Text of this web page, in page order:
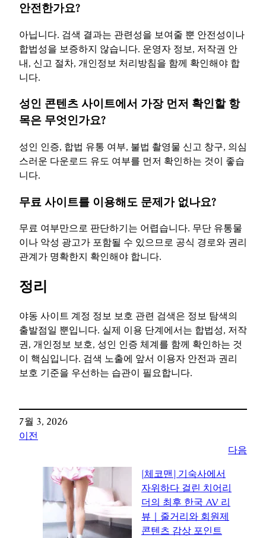
안전한가요?
아닙니다. 검색 결과는 관련성을 보여줄 뿐 안전성이나
합법성을 보증하지 않습니다. 운영자 정보, 저작권 안
내, 신고 절차, 개인정보 처리방침을 함께 확인해야 합
니다.
성인 콘텐츠 사이트에서 가장 먼저 확인할 항
목은 무엇인가요?
성인 인증, 합법 유통 여부, 불법 촬영물 신고 창구, 의심
스러운 다운로드 유도 여부를 먼저 확인하는 것이 좋습
니다.
무료 사이트를 이용해도 문제가 없나요?
무료 여부만으로 판단하기는 어렵습니다. 무단 유통물
이나 악성 광고가 포함될 수 있으므로 공식 경로와 권리
관계가 명확한지 확인해야 합니다.
정리
야동 사이트 계정 정보 보호 관련 검색은 정보 탐색의
출발점일 뿐입니다. 실제 이용 단계에서는 합법성, 저작
권, 개인정보 보호, 성인 인증 체계를 함께 확인하는 것
이 핵심입니다. 검색 노출에 앞서 이용자 안전과 권리
보호 기준을 우선하는 습관이 필요합니다.
7월 3, 2026
이전
다음
[체코맨] 기숙사에서
자위하다 걸린 치어리
더의 최후 한국 AV 리
뷰｜줄거리와 회원제
콘텐츠 감상 포인트